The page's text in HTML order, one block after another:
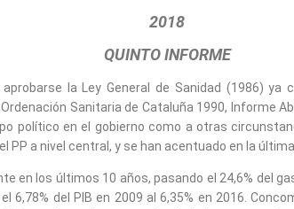
2018
QUINTO INFORME
la Ley General de Sanidad (1986)
Sanitaria de Cataluña 1990, Informe
político en el gobierno como a otras
a nivel central, y se han acentuado en la
los últimos 10 años, pasando el 24,6% del
6,78% del PIB en 2009 al 6,35% en 2016.